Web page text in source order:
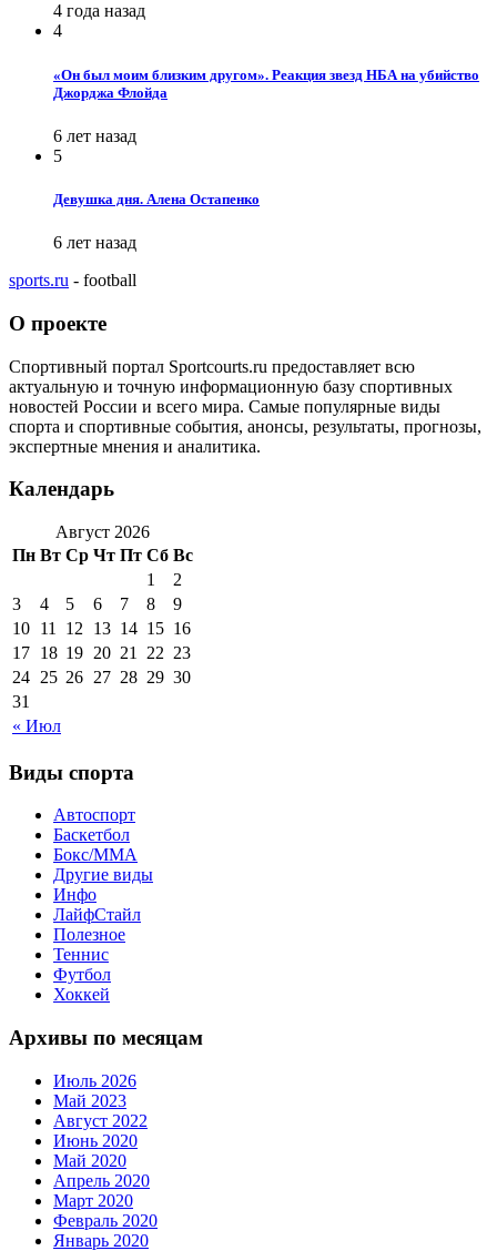
4 года назад
4
«Он был моим близким другом». Реакция звезд НБА на убийство
Джорджа Флойда
6 лет назад
5
Девушка дня. Алена Остапенко
6 лет назад
sports.ru - football
О проекте
Спортивный портал Sportcourts.ru предоставляет всю
актуальную и точную информационную базу спортивных
новостей России и всего мира. Самые популярные виды
спорта и спортивные события, анонсы, результаты, прогнозы,
экспертные мнения и аналитика.
Календарь
Август 2026
Пн Вт Ср Чт Пт Сб Вс
« Июл
1
2
3
4 5 6 7 8
9
10 11 12 13 14 15 16
17 18 19 20 21 22 23
24 25 26 27 28 29 30
31
Виды спорта
Автоспорт
Баскетбол
Бокс/MMA
Другие виды
Инфо
ЛайфСтайл
Полезное
Теннис
Футбол
Хоккей
Архивы по месяцам
Июль 2026
Май 2023
Август 2022
Июнь 2020
Май 2020
Апрель 2020
Март 2020
Февраль 2020
Январь 2020